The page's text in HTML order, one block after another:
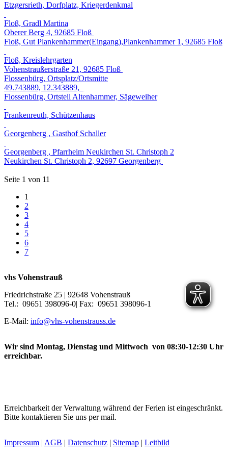
Etzgersrieth, Dorfplatz, Kriegerdenkmal
Floß, Gradl Martina
Oberer Berg 4, 92685 Floß
Floß, Gut Plankenhammer(Eingang),Plankenhammer 1, 92685 Floß
Floß, Kreislehrgarten
Vohenstraußerstraße 21, 92685 Floß
Flossenbürg, Ortsplatz/Ortsmitte
49.743889, 12.343889,
Flossenbürg, Ortsteil Altenhammer, Sägeweiher
Frankenreuth, Schützenhaus
Georgenberg , Gasthof Schaller
Georgenberg , Pfarrheim Neukirchen St. Christoph 2
Neukirchen St. Christoph 2, 92697 Georgenberg
Seite 1 von 11
1
2
3
4
5
6
7
vhs Vohenstrauß
Friedrichstraße 25 | 92648 Vohenstrauß
Tel.: 09651 398096-0| Fax: 09651 398096-1
E-Mail: info@vhs-vohenstrauss.de
Wir sind Montag, Dienstag und Mittwoch von 08:30-12:30 Uhr
erreichbar.
Erreichbarkeit der Verwaltung während der Ferien ist eingeschränkt.
Bitte kontaktieren Sie uns per mail.
Impressum | AGB | Datenschutz | Sitemap | Leitbild